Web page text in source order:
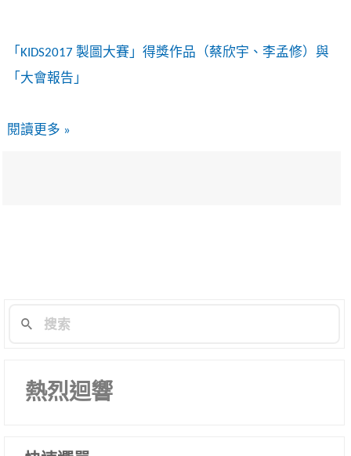
「KIDS2017 製圖大賽」得獎作品（蔡欣宇、李孟修）與
「大會報告」
閱讀更多 »
熱烈迴響